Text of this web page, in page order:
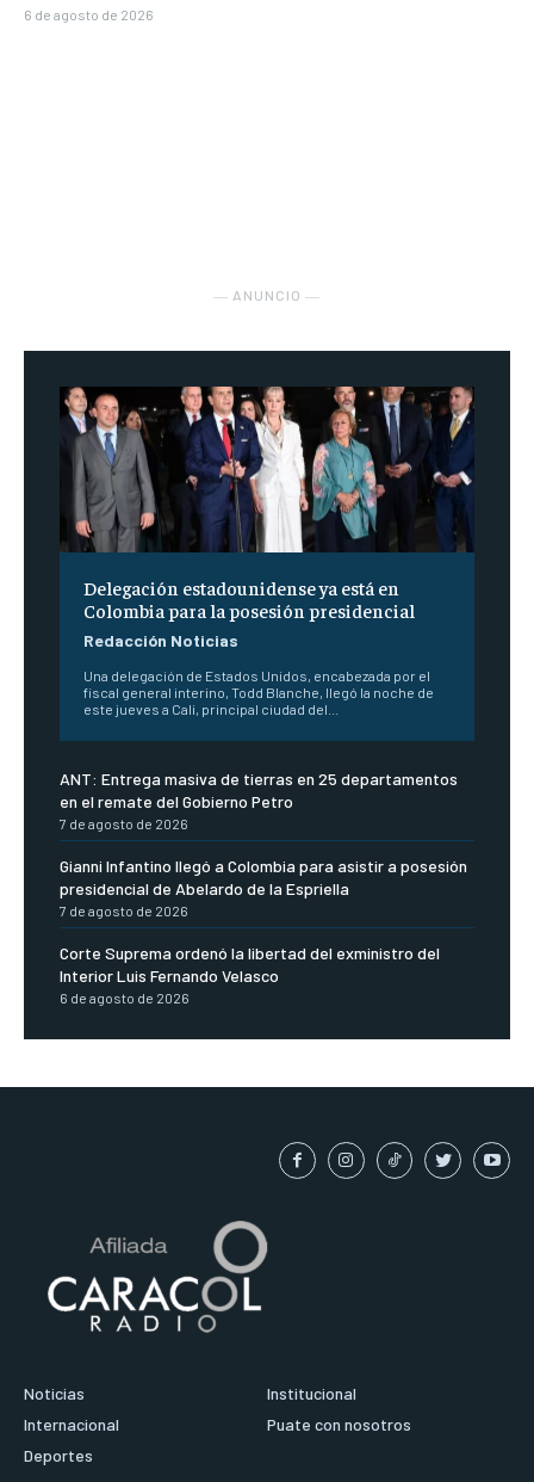
6 de agosto de 2026
― ANUNCIO ―
Delegación estadounidense ya está en
Colombia para la posesión presidencial
Redacción Noticias
Una delegación de Estados Unidos, encabezada por el
fiscal general interino, Todd Blanche, llegó la noche de
este jueves a Cali, principal ciudad del...
ANT: Entrega masiva de tierras en 25 departamentos
en el remate del Gobierno Petro
7 de agosto de 2026
Gianni Infantino llegó a Colombia para asistir a posesión
presidencial de Abelardo de la Espriella
7 de agosto de 2026
Corte Suprema ordenó la libertad del exministro del
Interior Luis Fernando Velasco
6 de agosto de 2026
Noticias
Internacional
Deportes
Institucional
Puate con nosotros